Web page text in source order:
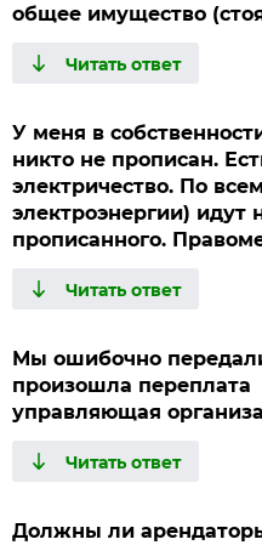
общее имущество
У меня в
никто не прописан.
электричество. По
электроэнергии) идут
прописанного.
Мы ошибочно
произошла переплата
управляющая
Должны ли